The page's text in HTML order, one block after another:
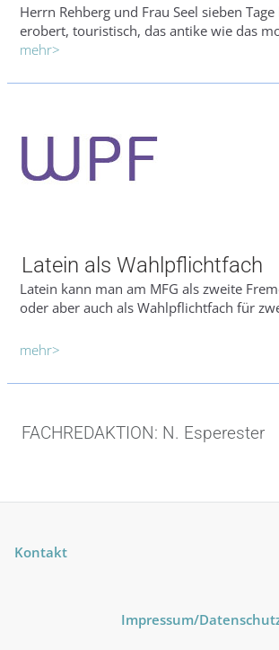
Herrn Rehberg und Frau Seel sieben Tage
erobert, touristisch, das antike wie das
mehr>
Latein als Wahlpflichtfach
Latein kann man am MFG als zweite
oder aber auch als Wahlpflichtfach für
mehr>
FACHREDAKTION: N. Esperester
Kontakt
Impressum/